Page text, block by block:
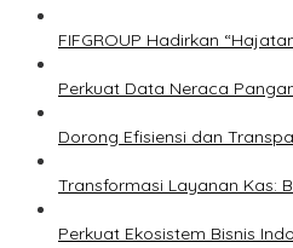
FIFGROUP Hadirkan
Perkuat Data Neraca
Dorong Efisiensi dan
Transformasi Layanan Kas:
Perkuat Ekosistem Bisnis